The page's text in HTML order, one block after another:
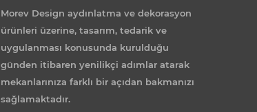
Morev Design aydınlatma ve dekorasyon
ürünleri üzerine, tasarım, tedarik ve
uygulanması konusunda kurulduğu
günden itibaren yenilikçi adımlar atarak
mekanlarınıza farklı bir açıdan bakmanızı
sağlamaktadır.